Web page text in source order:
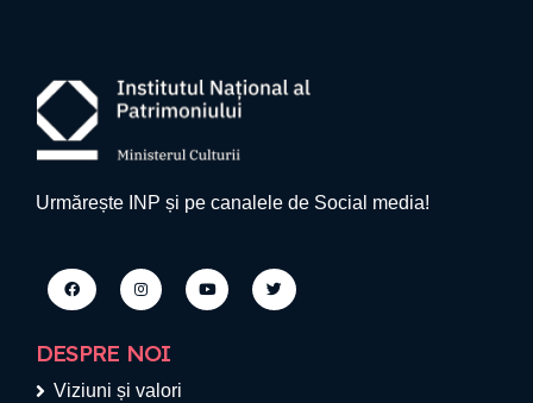
Urmărește INP și pe canalele de Social media!
DESPRE NOI
Viziuni și valori